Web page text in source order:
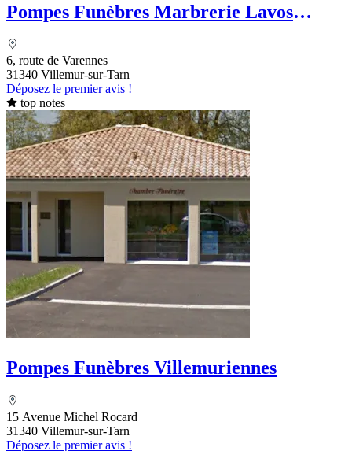
Pompes Funèbres Marbrerie Lavos
6, route de Varennes
31340 Villemur-sur-Tarn
Déposez le premier avis !
top notes
Pompes Funèbres Villemuriennes
15 Avenue Michel Rocard
31340 Villemur-sur-Tarn
Déposez le premier avis !